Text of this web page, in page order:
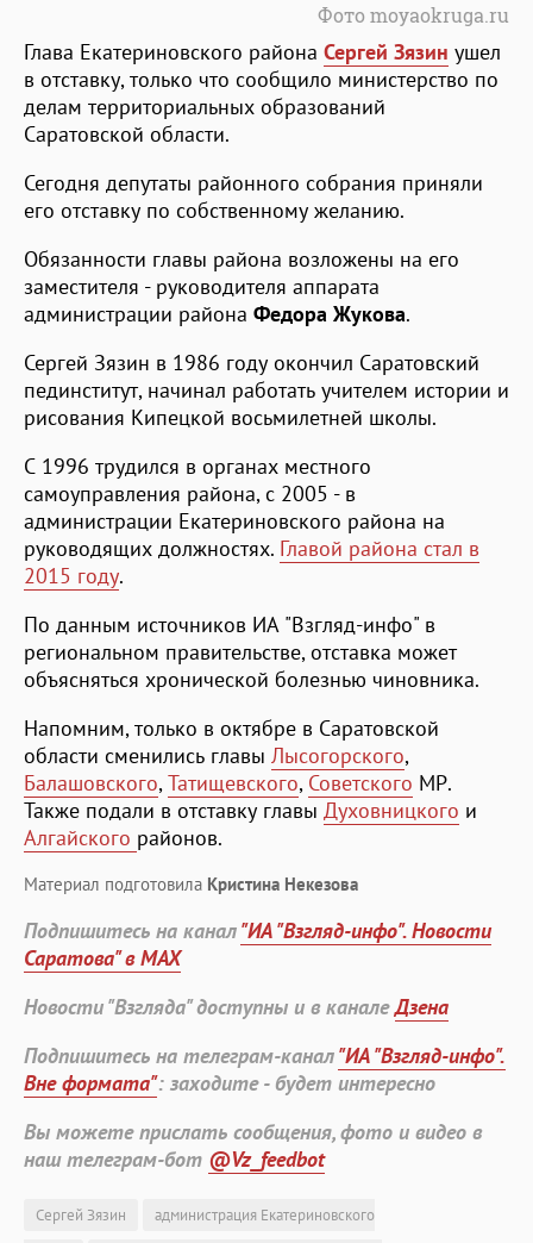
Фото moyaokruga.ru
Глава Екатериновского района Сергей Зязин ушел
в отставку, только что сообщило министерство по
делам территориальных образований
Саратовской области.
Сегодня депутаты районного собрания приняли
его отставку по собственному желанию.
Обязанности главы района возложены на его
заместителя - руководителя аппарата
администрации района Федора Жукова.
Сергей Зязин в 1986 году окончил Саратовский
пединститут, начинал работать учителем истории и
рисования Кипецкой восьмилетней школы.
С 1996 трудился в органах местного
самоуправления района, с 2005 - в
администрации Екатериновского района на
руководящих должностях. Главой района стал в
2015 году.
По данным источников ИА "Взгляд-инфо" в
региональном правительстве, отставка может
объясняться хронической болезнью чиновника.
Напомним, только в октябре в Саратовской
области сменились главы Лысогорского,
Балашовского, Татищевского, Советского МР.
Также подали в отставку главы Духовницкого и
Алгайского районов.
Материал подготовила Кристина Некезова
Подпишитесь на канал"ИА "Взгляд-инфо". Новости
Саратова" в MAX
Новости "Взгляда" доступны и в каналеДзена
Подпишитесь на телеграм-канал"ИА "Взгляд-инфо".
Вне формата": заходите - будет интересно
Вы можете прислать сообщения, фото и видео в
наш телеграм-бот @Vz_feedbot
Сергей Зязин
администрация Екатериновского